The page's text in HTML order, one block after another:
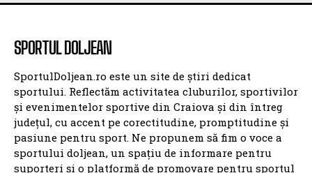
SPORTUL DOLJEAN
SportulDoljean.ro este un site de știri dedicat
sportului. Reflectăm activitatea cluburilor, sportivilor
și evenimentelor sportive din Craiova și din întreg
județul, cu accent pe corectitudine, promptitudine și
pasiune pentru sport. Ne propunem să fim o voce a
sportului doljean, un spațiu de informare pentru